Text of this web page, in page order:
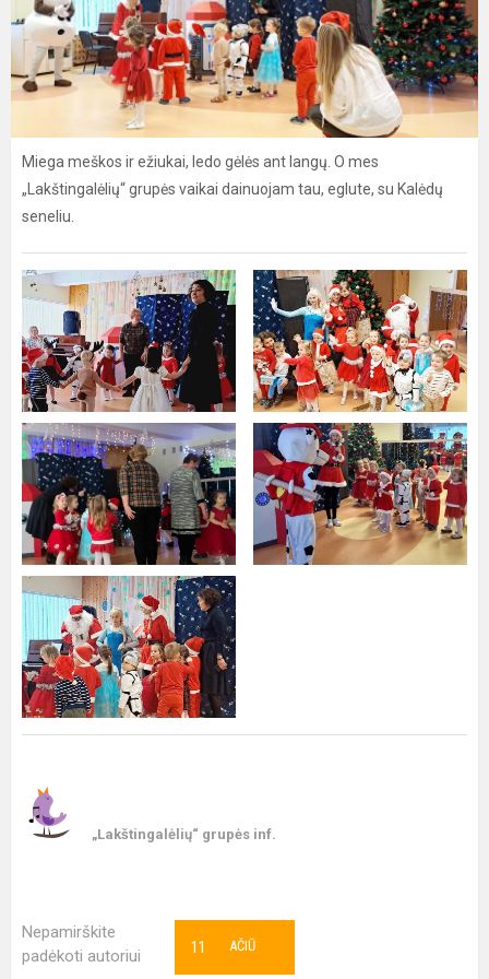
Miega meškos ir ežiukai, ledo gėlės ant langų. O mes
„Lakštingalėlių“ grupės vaikai dainuojam tau, eglute, su Kalėdų
seneliu.
„Lakštingalėlių“ grupės inf.
Nepamirškite
padėkoti autoriui
AČIŪ
11